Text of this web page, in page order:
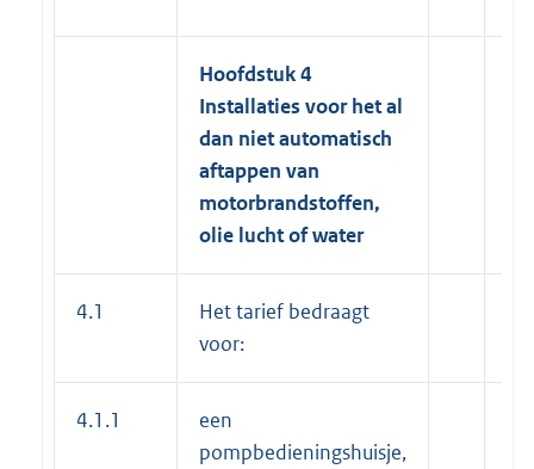
Hoofdstuk 4
Installaties voor het al
dan niet automatisch
aftappen van
motorbrandstoffen,
olie lucht of water
4.1
Het tarief bedraagt
voor:
4.1.1
een
pompbedieningshuisje,